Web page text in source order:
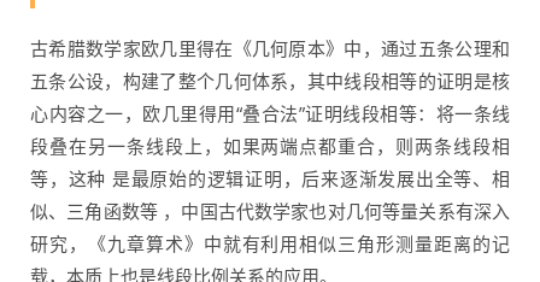
古希腊数学家欧几里得在《几何原本》中，通过五条公理和
五条公设，构建了整个几何体系，其中线段相等的证明是核
心内容之一，欧几里得用“叠合法”证明线段相等：将一条线
段叠在另一条线段上，如果两端点都重合，则两条线段相
等，这种 是最原始的逻辑证明，后来逐渐发展出全等、相
似、三角函数等 ，中国古代数学家也对几何等量关系有深入
研究，《九章算术》中就有利用相似三角形测量距离的记
载，本质上也是线段比例关系的应用。